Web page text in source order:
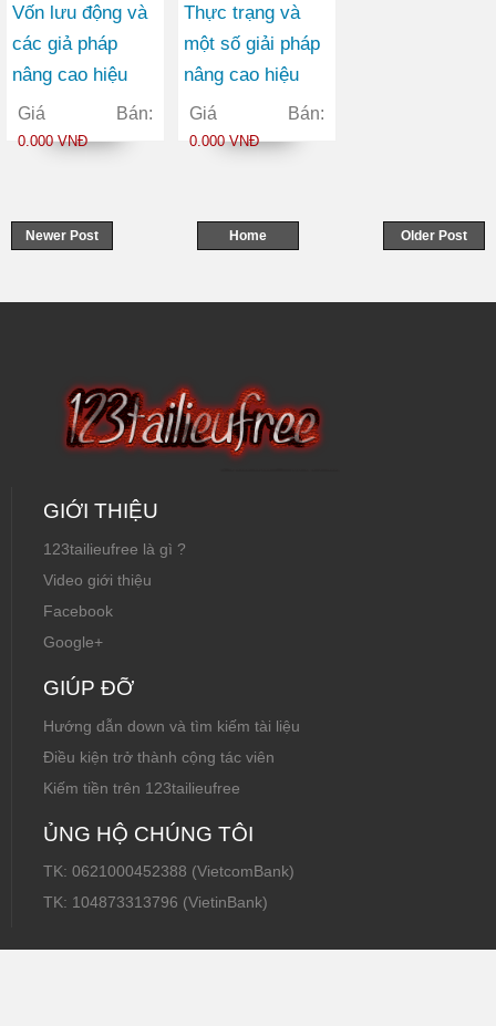
Vốn lưu động và
các giả pháp
nâng cao hiệu
quả sử dụng vốn
lưu động tại Công
Giá Bán:
0.000 VNĐ
Thực trạng và
một số giải pháp
nâng cao hiệu
quả marketing
cho sản phẩm
TMCP Xăng Dầu
Giá Bán:
0.000 VNĐ
Newer Post Older Post
Home
GIỚI THIỆU
123tailieufree là gì ?
Video giới thiệu
Facebook
Google+
GIÚP ĐỠ
Hướng dẫn down và tìm kiếm tài liệu
Điều kiện trở thành cộng tác viên
Kiếm tiền trên 123tailieufree
ỦNG HỘ CHÚNG TÔI
TK: 0621000452388 (VietcomBank)
TK: 104873313796 (VietinBank)